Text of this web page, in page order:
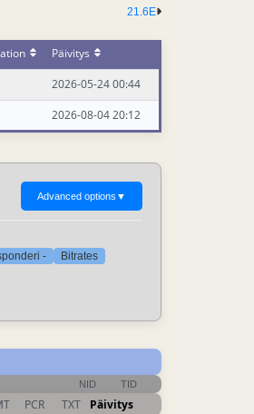
21.6E
Päivitys
2026-05-24 00:44
2026-08-04 20:12
Advanced options ▼
- Bitrates
NID TID
PCR TXT Päivitys